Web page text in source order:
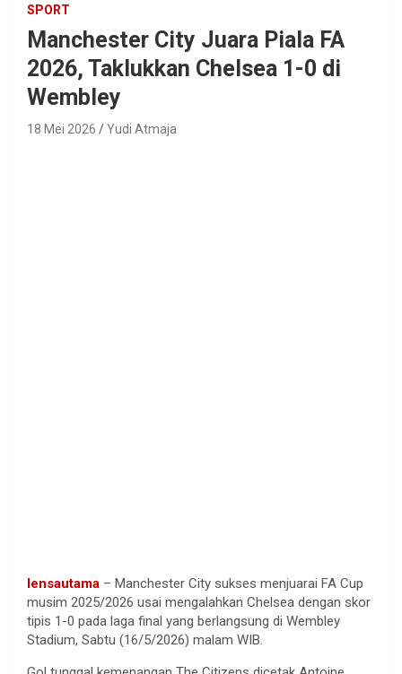
SPORT
Manchester City Juara Piala FA
2026, Taklukkan Chelsea 1-0 di
Wembley
18 Mei 2026 Yudi Atmaja
lensautama – Manchester City sukses menjuarai FA Cup
musim 2025/2026 usai mengalahkan Chelsea dengan skor
tipis 1-0 pada laga final yang berlangsung di Wembley
Stadium, Sabtu (16/5/2026) malam WIB.